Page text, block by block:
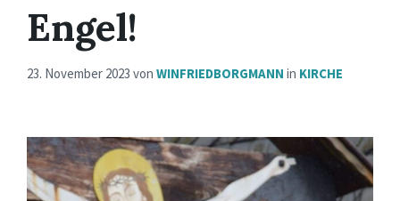
Engel!
23. November 2023 von WINFRIEDBORGMANN in KIRCHE